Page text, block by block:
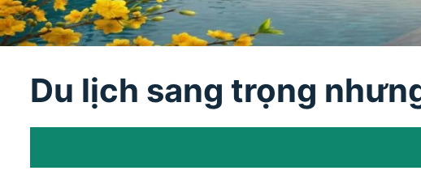
Du lịch sang trọng